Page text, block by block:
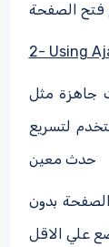
فتح الصفحة
2- Using
جاهزة مثل
لتسريع
حدث معين
بدون
علي الاقل